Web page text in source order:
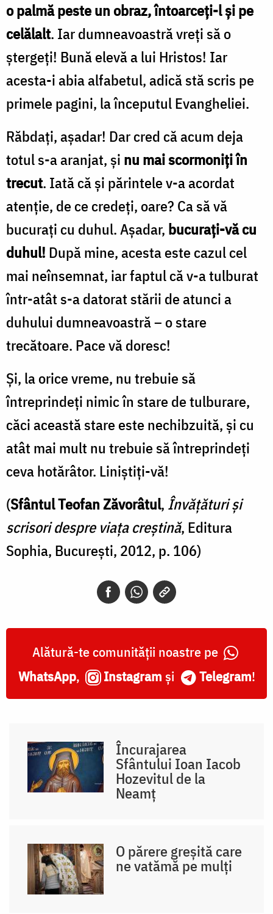
o palmă peste un obraz, întoarceţi-l şi pe
celălalt. Iar dumneavoastră vreţi să o
ștergeți! Bună elevă a lui Hristos! Iar
acesta-i abia alfabetul, adică stă scris pe
primele pagini, la începutul Evangheliei.
Răbdaţi, aşadar! Dar cred că acum deja
totul s-a aranjat, şi nu mai scormoniţi în
trecut. Iată că şi părintele v-a acordat
atenţie, de ce credeţi, oare? Ca să vă
bucuraţi cu duhul. Aşadar, bucuraţi-vă cu
duhul! După mine, acesta este cazul cel
mai neînsemnat, iar faptul că v-a tulburat
într-atât s-a datorat stării de atunci a
duhului dumneavoastră – o stare
trecătoare. Pace vă doresc!
Şi, la orice vreme, nu trebuie să
întreprindeţi nimic în stare de tulburare,
căci această stare este nechibzuită, şi cu
atât mai mult nu trebuie să întreprindeţi
ceva hotărâtor. Liniştiţi-vă!
(Sfântul Teofan Zăvorâtul, Învățături și
scrisori despre viața creștină, Editura
Sophia, București, 2012, p. 106)
Alătură-te comunității noastre pe
WhatsApp, Instagram și Telegram!
Încurajarea
Sfântului Ioan Iacob
Hozevitul de la
Neamț
O părere greșită care
ne vatămă pe mulți